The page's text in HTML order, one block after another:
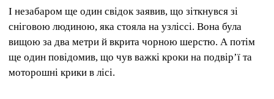
І незабаром ще один свідок заявив, що зіткнувся зі
сніговою людиною, яка стояла на узліссі. Вона була
вищою за два метри й вкрита чорною шерстю. А потім
ще один повідомив, що чув важкі кроки на подвір’ї та
моторошні крики в лісі.